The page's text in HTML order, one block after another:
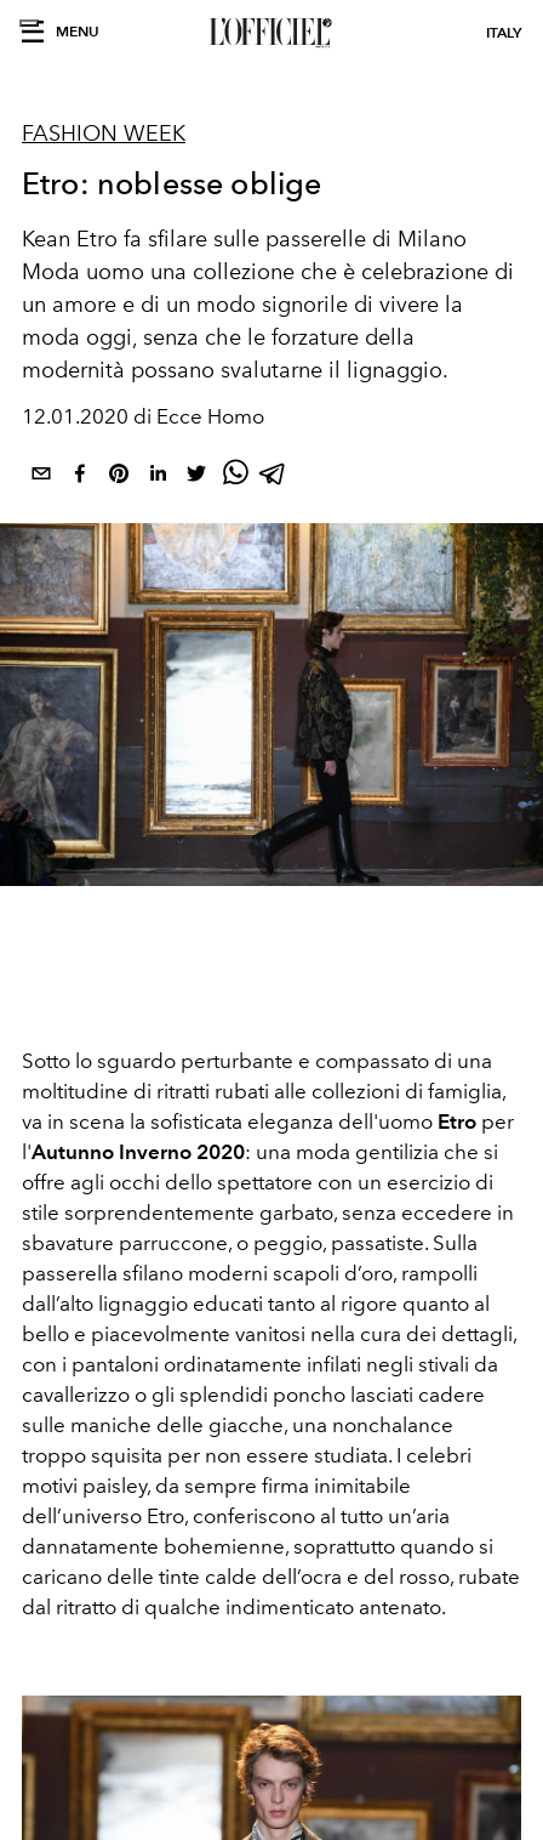
MENU ITALY
FASHION WEEK
Etro: noblesse oblige
Kean Etro fa sfilare sulle passerelle di Milano
Moda uomo una collezione che è celebrazione di
un amore e di un modo signorile di vivere la
moda oggi, senza che le forzature della
modernità possano svalutarne il lignaggio.
12.01.2020 di Ecce Homo
Sotto lo sguardo perturbante e compassato di una
moltitudine di ritratti rubati alle collezioni di famiglia,
va in scena la sofisticata eleganza dell'uomo Etro per
l'Autunno Inverno 2020: una moda gentilizia che si
offre agli occhi dello spettatore con un esercizio di
stile sorprendentemente garbato, senza eccedere in
sbavature parruccone, o peggio, passatiste. Sulla
passerella sfilano moderni scapoli d’oro, rampolli
dall’alto lignaggio educati tanto al rigore quanto al
bello e piacevolmente vanitosi nella cura dei dettagli,
con i pantaloni ordinatamente infilati negli stivali da
cavallerizzo o gli splendidi poncho lasciati cadere
sulle maniche delle giacche, una nonchalance
troppo squisita per non essere studiata. I celebri
motivi paisley, da sempre firma inimitabile
dell’universo Etro, conferiscono al tutto un’aria
dannatamente bohemienne, soprattutto quando si
caricano delle tinte calde dell’ocra e del rosso, rubate
dal ritratto di qualche indimenticato antenato.